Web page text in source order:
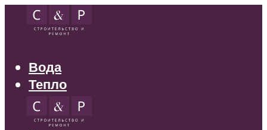
Вода
Тепло
Электрика
Свет